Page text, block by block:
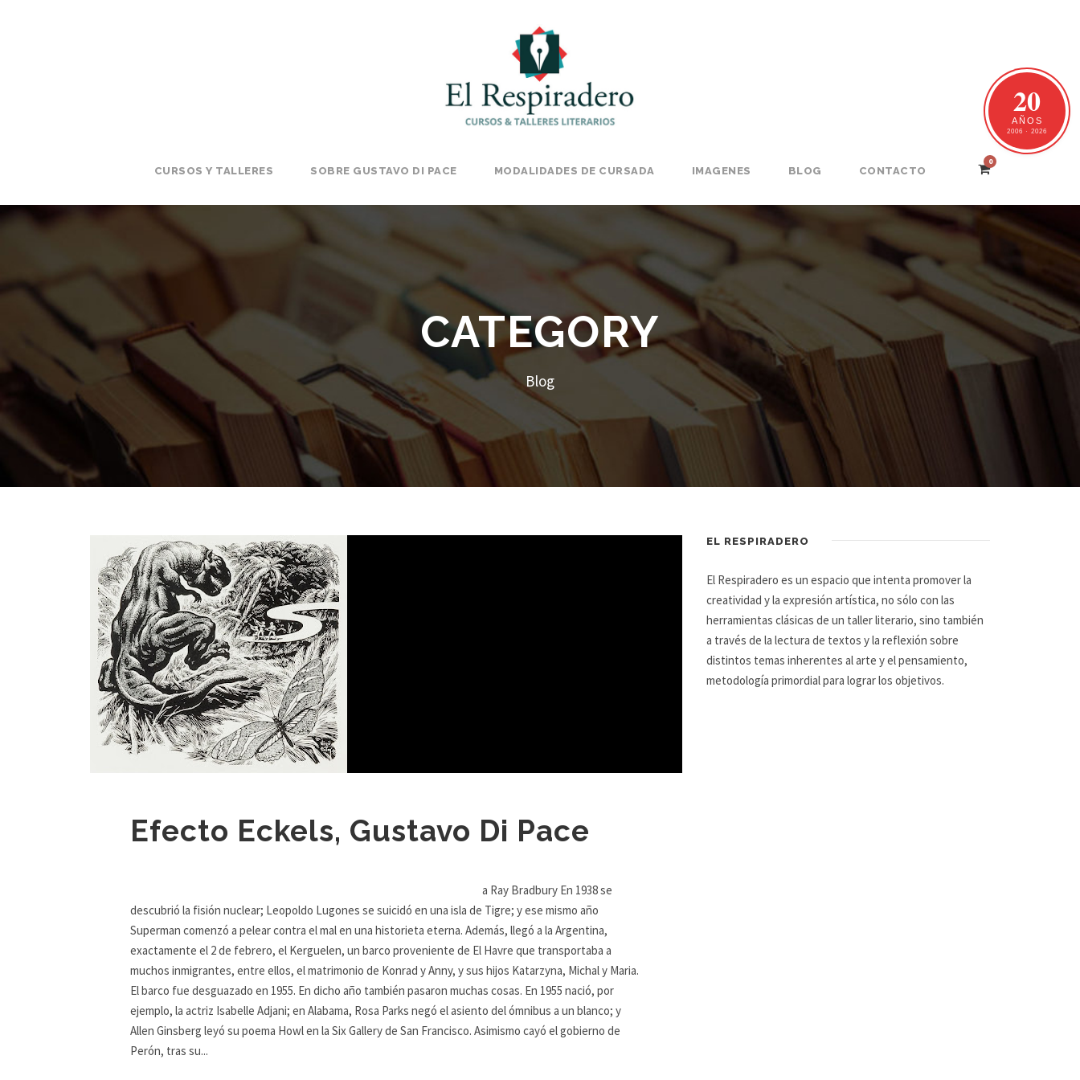
CURSOS Y TALLERES SOBRE GUSTAVO DI PACE MODALIDADES DE CURSADA IMAGENES BLOG CONTACTO
0
CATEGORY
Blog
Efecto Eckels, Gustavo Di Pace
a Ray Bradbury En 1938 se
descubrió la fisión nuclear; Leopoldo Lugones se suicidó en una isla de Tigre; y ese mismo año
Superman comenzó a pelear contra el mal en una historieta eterna. Además, llegó a la Argentina,
exactamente el 2 de febrero, el Kerguelen, un barco proveniente de El Havre que transportaba a
muchos inmigrantes, entre ellos, el matrimonio de Konrad y Anny, y sus hijos Katarzyna, Michal y Maria.
El barco fue desguazado en 1955. En dicho año también pasaron muchas cosas. En 1955 nació, por
ejemplo, la actriz Isabelle Adjani; en Alabama, Rosa Parks negó el asiento del ómnibus a un blanco; y
Allen Ginsberg leyó su poema Howl en la Six Gallery de San Francisco. Asimismo cayó el gobierno de
Perón, tras su...
EL RESPIRADERO
El Respiradero es un espacio que intenta promover la
creatividad y la expresión artística, no sólo con las
herramientas clásicas de un taller literario, sino también
a través de la lectura de textos y la reflexión sobre
distintos temas inherentes al arte y el pensamiento,
metodología primordial para lograr los objetivos.
20
AÑOS
2006 · 2026